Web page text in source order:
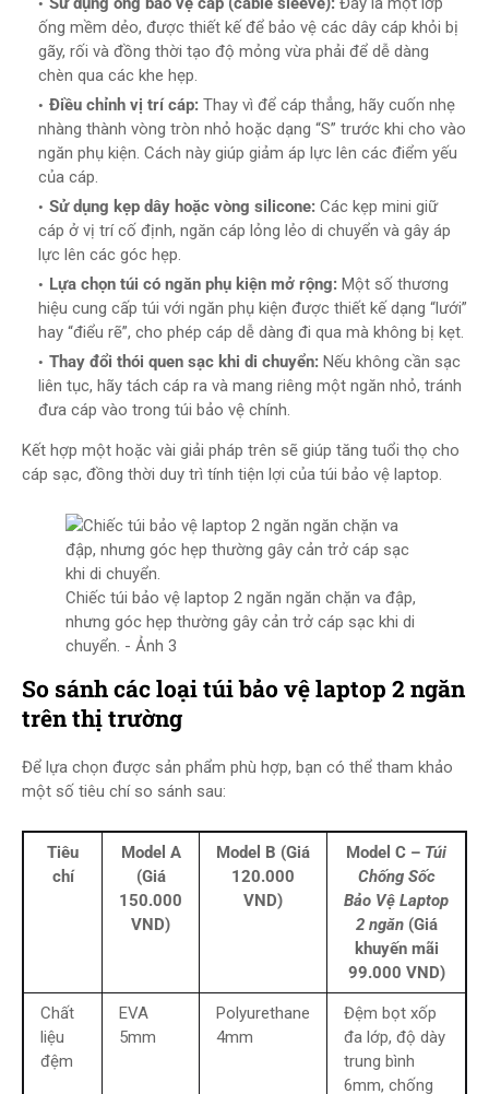
ống mềm dẻo, được thiết kế để bảo vệ các dây cáp khỏi bị
gãy, rối và đồng thời tạo độ mỏng vừa phải để dễ dàng
chèn qua các khe hẹp.
Điều chỉnh vị trí cáp: Thay vì để cáp thẳng, hãy cuốn nhẹ
nhàng thành vòng tròn nhỏ hoặc dạng “S” trước khi cho vào
ngăn phụ kiện. Cách này giúp giảm áp lực lên các điểm yếu
của cáp.
Sử dụng kẹp dây hoặc vòng silicone: Các kẹp mini giữ
cáp ở vị trí cố định, ngăn cáp lỏng lẻo di chuyển và gây áp
lực lên các góc hẹp.
Lựa chọn túi có ngăn phụ kiện mở rộng: Một số thương
hiệu cung cấp túi với ngăn phụ kiện được thiết kế dạng “lưới”
hay “điểu rẽ”, cho phép cáp dễ dàng đi qua mà không bị kẹt.
Thay đổi thói quen sạc khi di chuyển: Nếu không cần sạc
liên tục, hãy tách cáp ra và mang riêng một ngăn nhỏ, tránh
đưa cáp vào trong túi bảo vệ chính.
Kết hợp một hoặc vài giải pháp trên sẽ giúp tăng tuổi thọ cho
cáp sạc, đồng thời duy trì tính tiện lợi của túi bảo vệ laptop.
Chiếc túi bảo vệ laptop 2 ngăn ngăn chặn va đập,
nhưng góc hẹp thường gây cản trở cáp sạc khi di
chuyển. - Ảnh 3
So sánh các loại túi bảo vệ laptop 2 ngăn
trên thị trường
Để lựa chọn được sản phẩm phù hợp, bạn có thể tham khảo
một số tiêu chí so sánh sau:
Tiêu
chí
Model A
(Giá
150.000
VND)
Model B (Giá
120.000
VND)
Model C – Túi
Chống Sốc
Bảo Vệ Laptop
2 ngăn(Giá
khuyến mãi
99.000 VND)
Chất
liệu
đệm
EVA
5mm
Polyurethane
4mm
Đệm bọt xốp
đa lớp, độ dày
trung bình
6mm, chống